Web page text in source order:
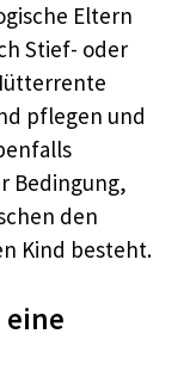
Eltern
Stief- oder
pflegen und
Bedingung,
den
Kind besteht.